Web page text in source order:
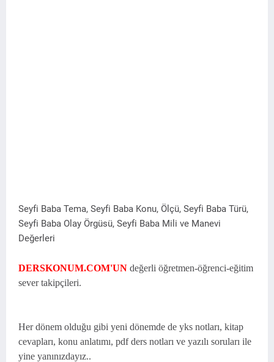
Seyfi Baba Tema, Seyfi Baba Konu, Ölçü, Seyfi Baba Türü,
Seyfi Baba Olay Örgüsü, Seyfi Baba Mili ve Manevi
Değerleri
DERSKONUM.COM'UN değerli öğretmen-öğrenci-eğitim
sever takipçileri.
Her dönem olduğu gibi yeni dönemde de yks notları, kitap
cevapları, konu anlatımı, pdf ders notları ve yazılı soruları ile
yine yanınızdayız..